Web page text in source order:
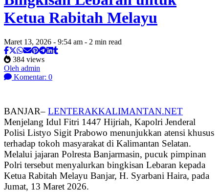
Ketua Rabitah Melayu
Maret 13, 2026 - 9:54 am - 2 min read
384 views
Oleh admin
Komentar: 0
BANJAR– LENTERAKKALIMANTAN.NET
Menjelang Idul Fitri 1447 Hijriah, Kapolri Jenderal
Polisi Listyo Sigit Prabowo menunjukkan atensi khusus
terhadap tokoh masyarakat di Kalimantan Selatan.
Melalui jajaran Polresta Banjarmasin, pucuk pimpinan
Polri tersebut menyalurkan bingkisan Lebaran kepada
Ketua Rabitah Melayu Banjar, H. Syarbani Haira, pada
Jumat, 13 Maret 2026.